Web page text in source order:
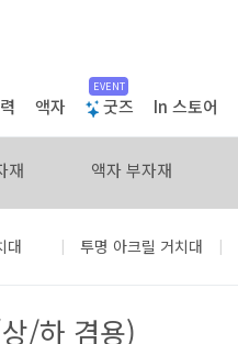
액자
EVENT
굿즈 In 스토어
재 액자 부자재
대 | 투명 아크릴 거치대 |
/하 겸용)